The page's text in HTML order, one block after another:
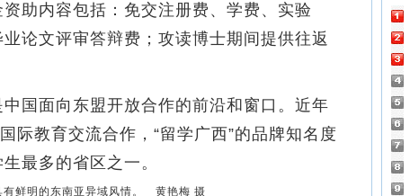
内容包括：免交注册费、学费、实验
论文评审答辩费；攻读博士期间提供往返
面向东盟开放合作的前沿和窗口。近年
际教育交流合作，“留学广西”的品牌知名度
最多的省区之一。